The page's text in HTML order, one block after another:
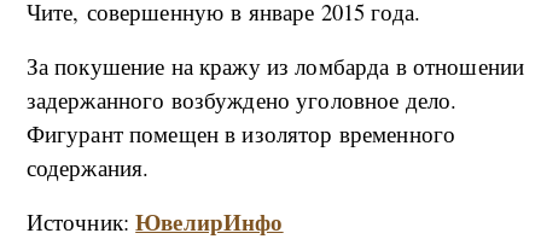
Чите, совершенную в январе 2015 года.
За покушение на кражу из ломбарда в отношении
задержанного возбуждено уголовное дело.
Фигурант помещен в изолятор временного
содержания.
Источник:ЮвелирИнфо